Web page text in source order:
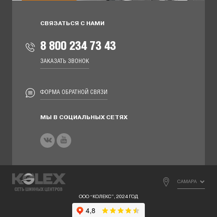
СВЯЗАТЬСЯ С НАМИ
8 800 234 73 43
ЗАКАЗАТЬ ЗВОНОК
ФОРМА ОБРАТНОЙ СВЯЗИ
МЫ В СОЦИАЛЬНЫХ СЕТЯХ
САМАРА
ООО “КОЛЕКС”, 2024 ГОД